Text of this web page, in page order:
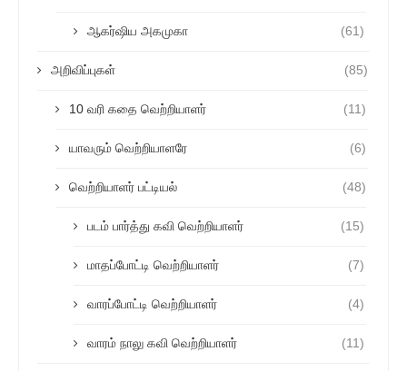
ஆகர்ஷிய அகமுகா (61)
அறிவிப்புகள் (85)
10 வரி கதை வெற்றியாளர் (11)
யாவரும் வெற்றியாளரே (6)
வெற்றியாளர் பட்டியல் (48)
படம் பார்த்து கவி வெற்றியாளர் (15)
மாதப்போட்டி வெற்றியாளர் (7)
வாரப்போட்டி வெற்றியாளர் (4)
வாரம் நாலு கவி வெற்றியாளர் (11)